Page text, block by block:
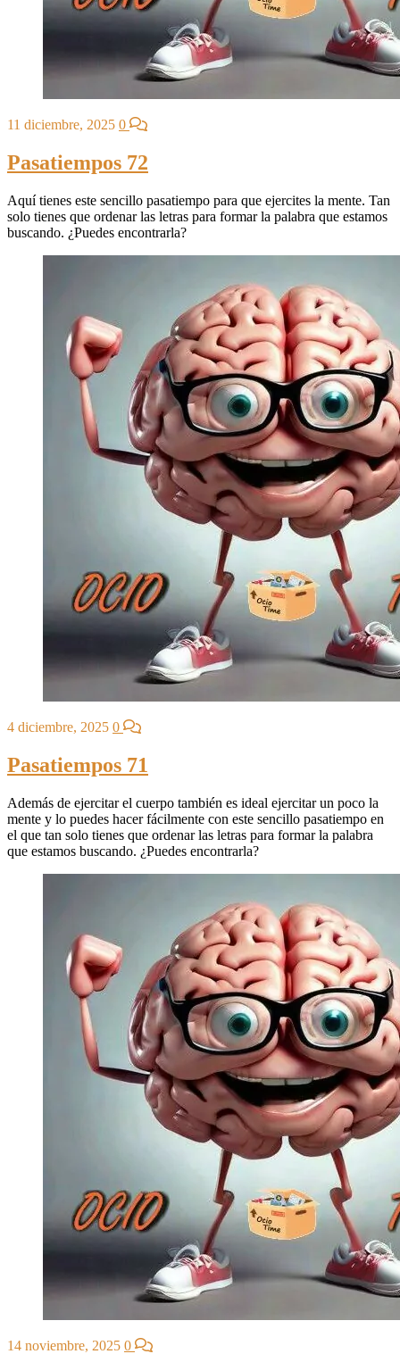
11 diciembre, 2025 0
Pasatiempos 72
Aquí tienes este sencillo pasatiempo para que ejercites la mente. Tan
solo tienes que ordenar las letras para formar la palabra que estamos
buscando. ¿Puedes encontrarla?
4 diciembre, 2025 0
Pasatiempos 71
Además de ejercitar el cuerpo también es ideal ejercitar un poco la
mente y lo puedes hacer fácilmente con este sencillo pasatiempo en
el que tan solo tienes que ordenar las letras para formar la palabra
que estamos buscando. ¿Puedes encontrarla?
14 noviembre, 2025 0